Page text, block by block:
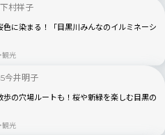
下村祥子
色に染まる！「目黒川みんなのイルミネーシ
観光
今井明子
歩の穴場ルートも！桜や新緑を楽しむ目黒の
観光